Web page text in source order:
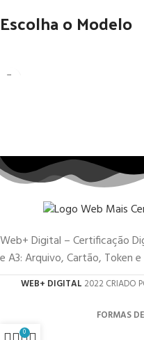
Escolha o Modelo
Web+ Digital – Certificação
e A3: Arquivo, Cartão, Token e
WEB+ DIGITAL 2022 CRIADO
FORMAS
0